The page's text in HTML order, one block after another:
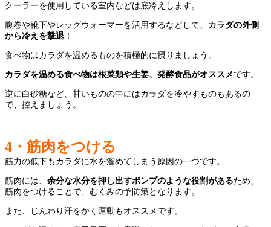
クーラーを使用している室内などは底冷えします。
腹巻や靴下やレッグウォーマーを活用するなどして、 カラダの外側
から冷えを撃退 ！
食べ物はカラダを温めるものを積極的に摂りましょう。
カラダを温める食べ物は根菜類や生姜、発酵食品がオススメ です。
逆に白砂糖など、甘いものの中にはカラダを冷やすものもあるの
で、控えましょう。
4 ・筋肉をつける
筋力の低下もカラダに水を溜めてしまう原因の一つです。
筋肉には、 余分な水分を押し出すポンプのような役割があるため、
筋肉をつけることで、むくみの予防策となります。
また、じんわり汗をかく運動もオススメです。